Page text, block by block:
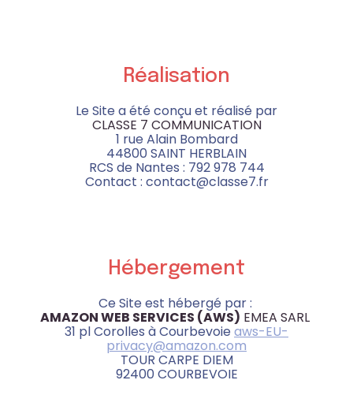
Réalisation
Le Site a été conçu et réalisé par
CLASSE 7 COMMUNICATION
1 rue Alain Bombard
44800 SAINT HERBLAIN
RCS de Nantes : 792 978 744
Contact : contact@classe7.fr
Hébergement
Ce Site est hébergé par :
AMAZON WEB SERVICES (AWS) EMEA SARL
31 pl Corolles à Courbevoie aws-EU-
privacy@amazon.com
TOUR CARPE DIEM
92400 COURBEVOIE